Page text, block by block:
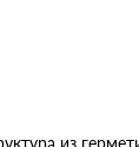
из